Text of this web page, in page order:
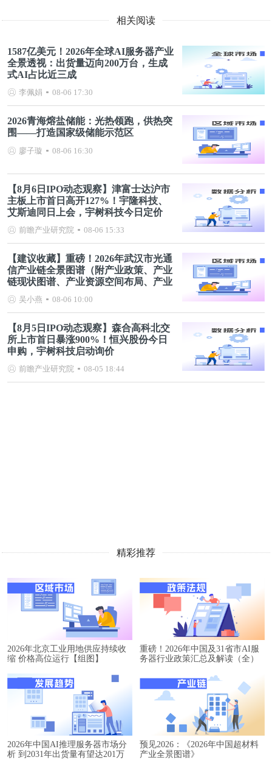
相关阅读
1587亿美元！2026年全球AI服务器产业
全景透视：出货量迈向200万台，生成
式AI占比近三成
李佩娟 08-06 17:30
2026青海熔盐储能：光热领跑，供热突
围——打造国家级储能示范区
廖子璇 08-06 16:30
【8月6日IPO动态观察】津富士达沪市
主板上市首日高开127%！宇隆科技、
艾斯迪同日上会，宇树科技今日定价
前瞻产业研究院 08-06 15:33
【建议收藏】重磅！2026年武汉市光通
信产业链全景图谱（附产业政策、产业
链现状图谱、产业资源空间布局、产业
链发展规划）
吴小燕 08-06 10:00
【8月5日IPO动态观察】森合高科北交
所上市首日暴涨900%！恒兴股份今日
申购，宇树科技启动询价
前瞻产业研究院 08-05 18:44
精彩推荐
2026年北京工业用地供应持续收
缩 价格高位运行【组图】
重磅！2026年中国及31省市AI服
务器行业政策汇总及解读（全）
2026年中国AI推理服务器市场分
析 到2031年出货量有望达201万
预见2026：《2026年中国超材料
产业全景图谱》